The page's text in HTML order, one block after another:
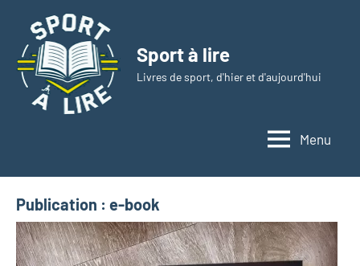
contenu
Sport à lire
Livres de sport, d'hier et d'aujourd'hui
Menu
Publication : e-book